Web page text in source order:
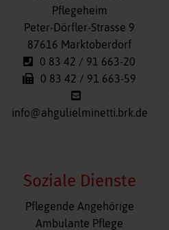
Pflegeheim
Peter-Dörfler-Strasse 9
87616 Marktoberdorf
0 83 42 / 91 663-20
0 83 42 / 91 663-59
info@ahgulielminetti.brk.de
Soziale Dienste
Navigation
überspringen
Pflegende Angehörige
Ambulante Pflege